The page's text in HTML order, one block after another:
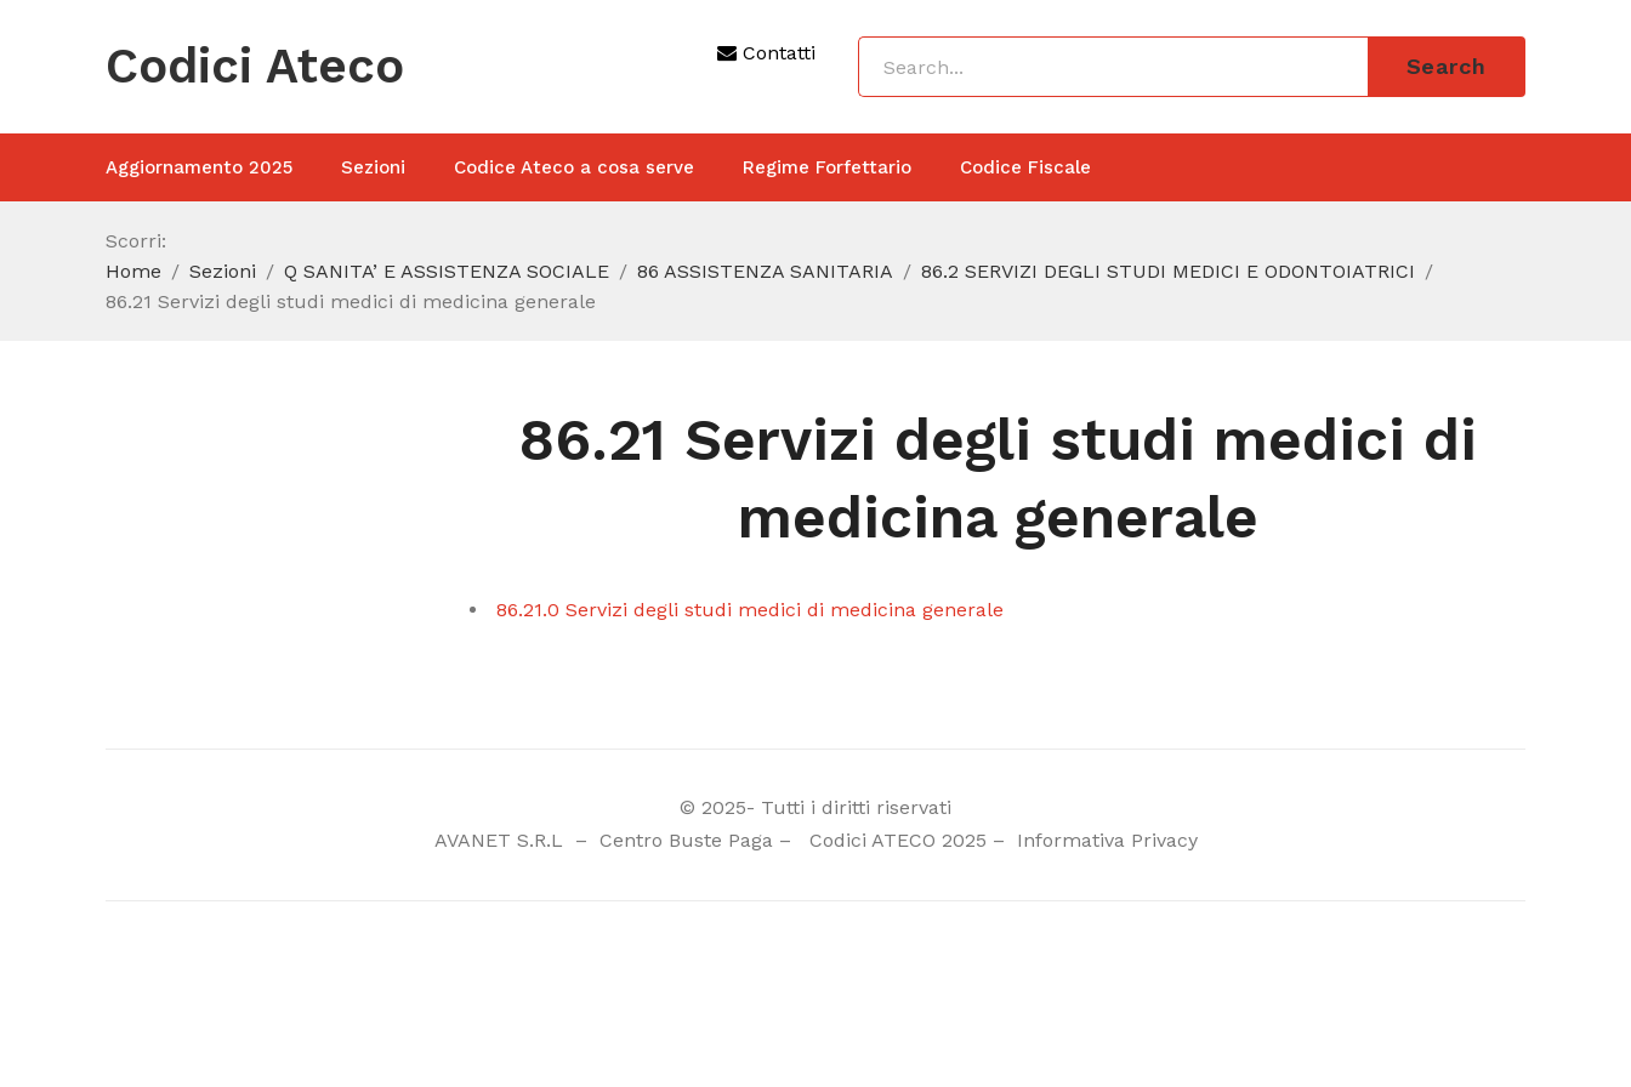
Codici Ateco Contatti
Search
Aggiornamento 2025 Sezioni Codice Ateco a cosa serve Regime Forfettario Codice Fiscale
Scorri:
Home
Sezioni Q SANITA’ E ASSISTENZA SOCIALE 86 ASSISTENZA SANITARIA
86.2 SERVIZI DEGLI STUDI MEDICI E ODONTOIATRICI
86.21 Servizi degli studi medici di medicina generale
86.21 Servizi degli studi medici di
medicina generale
86.21.0 Servizi degli studi medici di medicina generale
© 2025- Tutti i diritti riservati
AVANET S.R.L
– Centro Buste Paga– Codici ATECO 2025 – Informativa Privacy